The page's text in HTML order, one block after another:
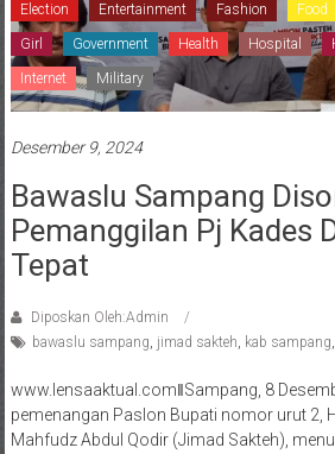
Election Entertainment Fashion Food
Girl Government Health Hospital
Internet Military
Desember 9, 2024
Bawaslu Sampang
Pemanggilan Pj Kades
Tepat
Diposkan Oleh:Admin
bawaslu sampang, jimad sakteh, kab sampang,
www.lensaaktual.comǁSampang, 8
pemenangan Paslon Bupati nomor urut 2,
Mahfudz Abdul Qodir (Jimad Sakteh),